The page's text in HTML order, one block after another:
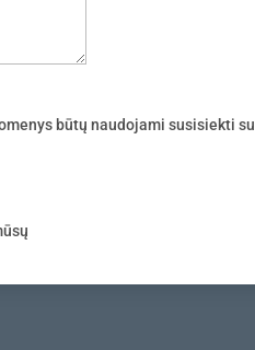
būtų naudojami susisiekti su